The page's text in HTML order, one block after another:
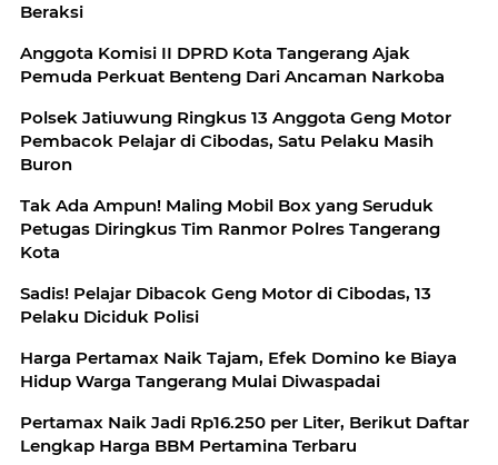
Beraksi
Anggota Komisi II DPRD Kota Tangerang Ajak
Pemuda Perkuat Benteng Dari Ancaman Narkoba
Polsek Jatiuwung Ringkus 13 Anggota Geng Motor
Pembacok Pelajar di Cibodas, Satu Pelaku Masih
Buron
Tak Ada Ampun! Maling Mobil Box yang Seruduk
Petugas Diringkus Tim Ranmor Polres Tangerang
Kota
Sadis! Pelajar Dibacok Geng Motor di Cibodas, 13
Pelaku Diciduk Polisi
Harga Pertamax Naik Tajam, Efek Domino ke Biaya
Hidup Warga Tangerang Mulai Diwaspadai
Pertamax Naik Jadi Rp16.250 per Liter, Berikut Daftar
Lengkap Harga BBM Pertamina Terbaru